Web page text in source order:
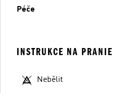
Péče
INSTRUKCE NA PRANIE
Nebělit